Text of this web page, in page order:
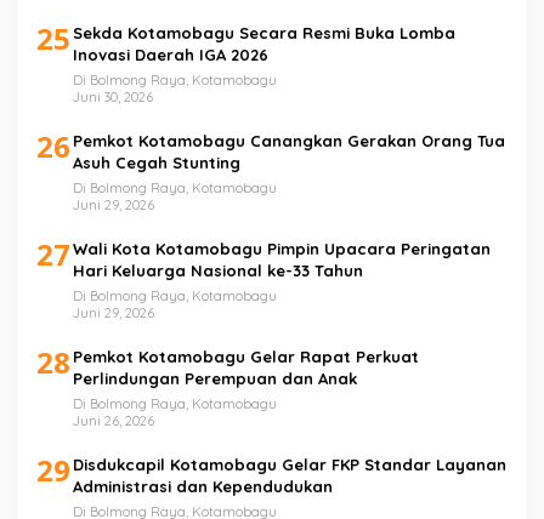
25 Sekda Kotamobagu Secara Resmi Buka Lomba
Inovasi Daerah IGA 2026
Di Bolmong Raya, Kotamobagu
Juni 30, 2026
26 Pemkot Kotamobagu Canangkan Gerakan Orang Tua
Asuh Cegah Stunting
Di Bolmong Raya, Kotamobagu
Juni 29, 2026
27Wali Kota Kotamobagu Pimpin Upacara Peringatan
Hari Keluarga Nasional ke-33 Tahun
Di Bolmong Raya, Kotamobagu
Juni 29, 2026
28 Pemkot Kotamobagu Gelar Rapat Perkuat
Perlindungan Perempuan dan Anak
Di Bolmong Raya, Kotamobagu
Juni 26, 2026
29 Disdukcapil Kotamobagu Gelar FKP Standar Layanan
Administrasi dan Kependudukan
Di Bolmong Raya, Kotamobagu